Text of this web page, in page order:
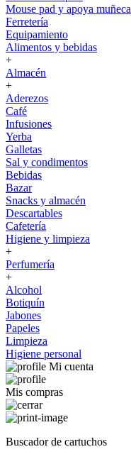
Mouse pad y apoya muñeca
Ferretería
Equipamiento
Alimentos y bebidas
+
Almacén
+
Aderezos
Café
Infusiones
Yerba
Galletas
Sal y condimentos
Bebidas
Bazar
Snacks y almacén
Descartables
Cafetería
Higiene y limpieza
+
Perfumería
+
Alcohol
Botiquín
Jabones
Papeles
Limpieza
Higiene personal
Mi cuenta
Mis compras
Buscador de cartuchos